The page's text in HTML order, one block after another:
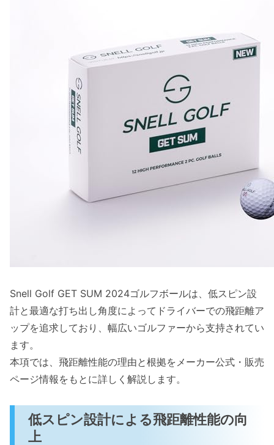
曲がりを抑えるスライス・フック軽減設計の選
スライス・フック軽減の仕組みとメーカー
公式解説
2ピース構造がもたらすメリットと選ぶ際
のポイント
失敗しないためのスペック確認チェックリ
購入の決め手となるコストパフォーマンスと品
Snell Golf GET SUM 2024ゴルフボールは、低スピン設
計と最適な打ち出し角度によってドライバーでの飛距離ア
ップを追求しており、幅広いゴルファーから支持されてい
ます。
本項では、飛距離性能の理由と根拠をメーカー公式・販売
ページ情報をもとに詳しく解説します。
低スピン設計による飛距離性能の向
上